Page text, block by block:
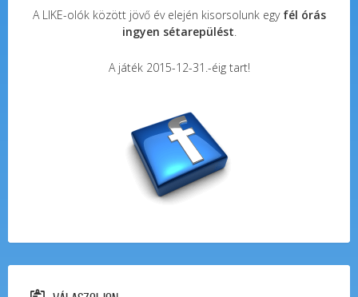
A LIKE-olók között jövő év elején kisorsolunk egyfél órás
ingyen sétarepülést.
A játék 2015-12-31.-éig tart!